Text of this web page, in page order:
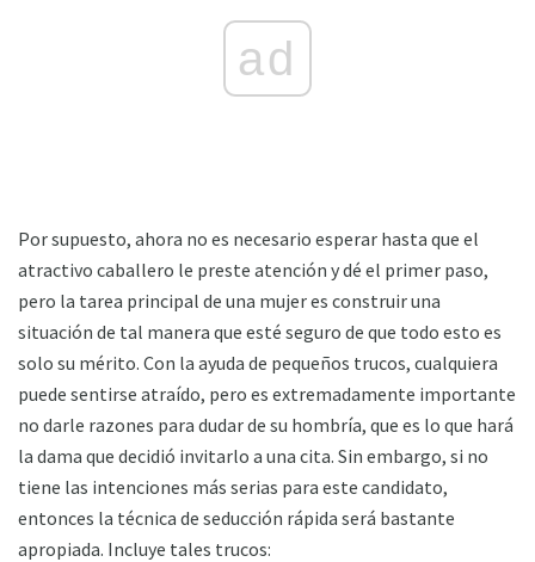
ad
Por supuesto, ahora no es necesario esperar hasta que el
atractivo caballero le preste atención y dé el primer paso,
pero la tarea principal de una mujer es construir una
situación de tal manera que esté seguro de que todo esto es
solo su mérito. Con la ayuda de pequeños trucos, cualquiera
puede sentirse atraído, pero es extremadamente importante
no darle razones para dudar de su hombría, que es lo que hará
la dama que decidió invitarlo a una cita. Sin embargo, si no
tiene las intenciones más serias para este candidato,
entonces la técnica de seducción rápida será bastante
apropiada. Incluye tales trucos: